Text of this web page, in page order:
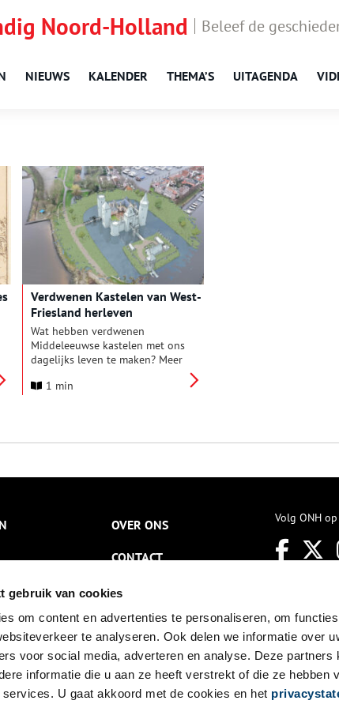
gebruik van cookies
om content en advertenties te personaliseren, om
te analyseren. Ook delen we informatie over
voor social media, adverteren en analyse. Deze partners
informatie die u aan ze heeft verstrekt of die ze hebben
U gaat akkoord met de cookies en het
Noord-Holland Beleef de
NIEUWS KALENDER THEMA’S UITAGENDA
Verdwenen Kastelen van West-
Friesland herleven
Wat hebben verdwenen
Middeleeuwse kastelen met ons
dagelijks leven te maken? Meer
dat deze kastelen zijn
kastelen van Floris de Vijfde
erfgoedspecialist Marius Bruijn.
1 min
OVER ONS
CONTACT
NIEUWSBRIEF
DISCLAIMER
PRIVACY
TOEGANKELIJKHEID
Volg ONH